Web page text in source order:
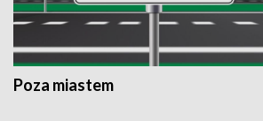
Poza miastem